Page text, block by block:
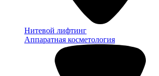
Нитевой лифтинг
Аппаратная косметология